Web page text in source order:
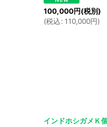
100,000円(税別)
(税込 : 110,000円)
インドホシガメＫ